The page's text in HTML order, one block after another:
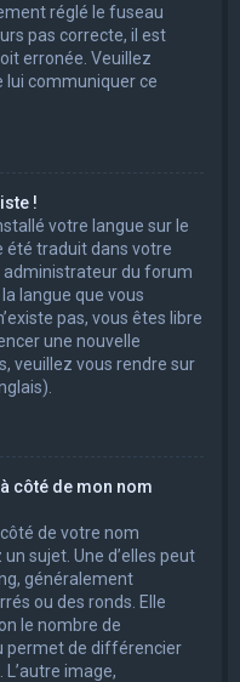
réglé le fuseau
pas correcte, il est
erronée. Veuillez
communiquer ce
!
votre langue sur le
été traduit dans votre
administrateur du forum
langue que vous
pas, vous êtes libre
une nouvelle
veuillez vous rendre sur
côté de mon nom
de votre nom
sujet. Une d’elles peut
généralement
ou des ronds. Elle
le nombre de
permet de différencier
image,